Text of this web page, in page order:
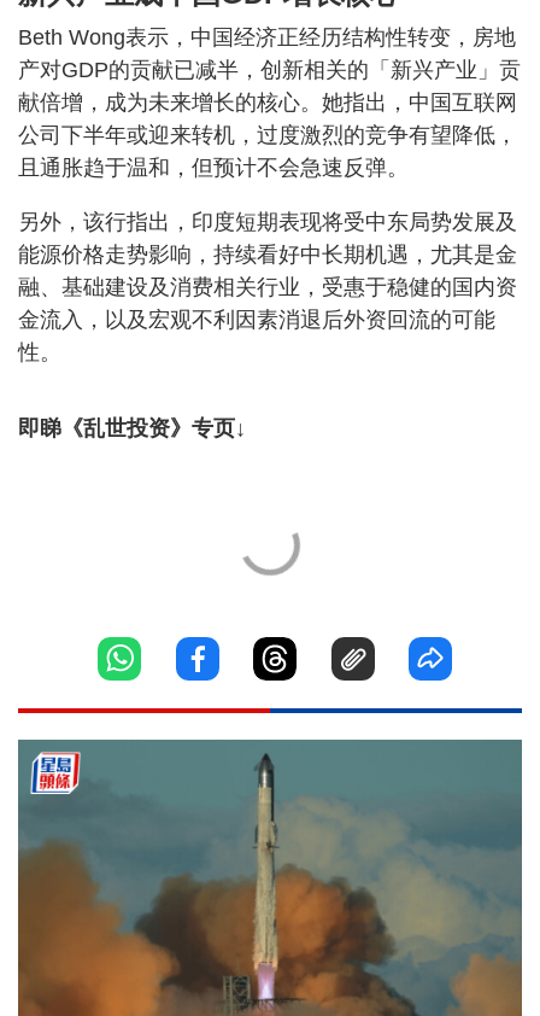
Beth Wong表示，中国经济正经历结构性转变，房地
产对GDP的贡献已减半，创新相关的「新兴产业」贡
献倍增，成为未来增长的核心。她指出，中国互联网
公司下半年或迎来转机，过度激烈的竞争有望降低，
且通胀趋于温和，但预计不会急速反弹。
另外，该行指出，印度短期表现将受中东局势发展及
能源价格走势影响，持续看好中长期机遇，尤其是金
融、基础建设及消费相关行业，受惠于稳健的国内资
金流入，以及宏观不利因素消退后外资回流的可能
性。
即睇《乱世投资》专页↓